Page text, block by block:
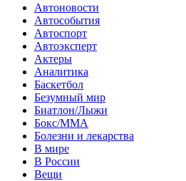
Автоновости
Автособытия
Автоспорт
Автоэксперт
Актеры
Аналитика
Баскетбол
Безумный мир
Биатлон/Лыжи
Бокс/MMA
Болезни и лекарства
В мире
В России
Вещи